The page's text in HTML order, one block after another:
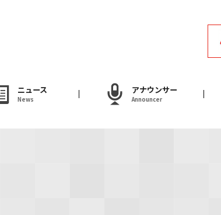
ニュース
News
アナウンサー
Announcer
アナウンサー
Announcer
試写会・プレゼント